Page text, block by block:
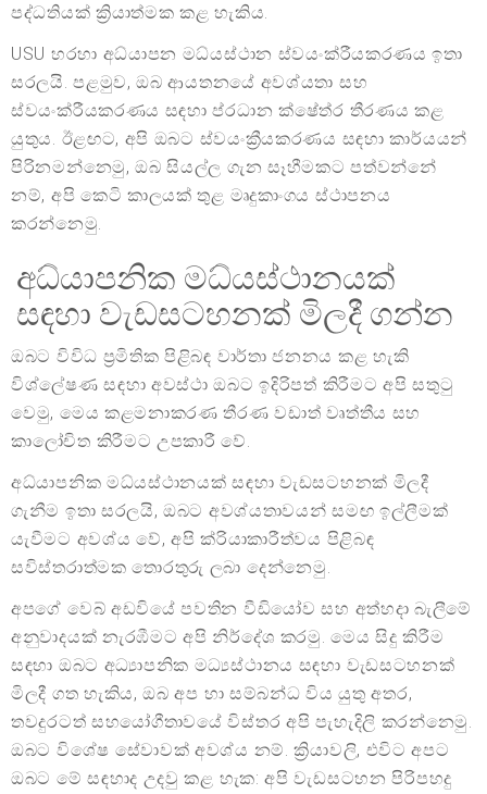
පද්ධතියක් ක්‍රියාත්මක කළ හැකිය.
USU හරහා අධ්යාපන මධ්යස්ථාන ස්වයංක්රීයකරණය ඉතා
සරලයි. පළමුව, ඔබ ආයතනයේ අවශ්යතා සහ
ස්වයංක්රීයකරණය සඳහා ප්රධාන ක්ෂේත්ර තීරණය කළ
යුතුය. ඊළඟට, අපි ඔබට ස්වයංක්‍රීයකරණය සඳහා කාර්යයන්
පිරිනමන්නෙමු, ඔබ සියල්ල ගැන සෑහීමකට පත්වන්නේ
නම්, අපි කෙටි කාලයක් තුළ මෘදුකාංගය ස්ථාපනය
කරන්නෙමු.
අධ්යාපනික මධ්යස්ථානයක්
සඳහා වැඩසටහනක් මිලදී ගන්න
ඔබට විවිධ ප්‍රමිතික පිළිබඳ වාර්තා ජනනය කළ හැකි
විශ්ලේෂණ සඳහා අවස්ථා ඔබට ඉදිරිපත් කිරීමට අපි සතුටු
වෙමු, මෙය කළමනාකරණ තීරණ වඩාත් වෘත්තීය සහ
කාලෝචිත කිරීමට උපකාරී වේ.
අධ්යාපනික මධ්යස්ථානයක් සඳහා වැඩසටහනක් මිලදී
ගැනීම ඉතා සරලයි, ඔබට අවශ්යතාවයන් සමඟ ඉල්ලීමක්
යැවීමට අවශ්ය වේ, අපි ක්රියාකාරීත්වය පිළිබඳ
සවිස්තරාත්මක තොරතුරු ලබා දෙන්නෙමු.
අපගේ වෙබ් අඩවියේ පවතින වීඩියෝව සහ අත්හදා බැලීමේ
අනුවාදයක් නැරඹීමට අපි නිර්දේශ කරමු. මෙය සිදු කිරීම
සඳහා ඔබට අධ්‍යාපනික මධ්‍යස්ථානය සඳහා වැඩසටහනක්
මිලදී ගත හැකිය, ඔබ අප හා සම්බන්ධ විය යුතු අතර,
තවදුරටත් සහයෝගීතාවයේ විස්තර අපි පැහැදිලි කරන්නෙමු.
ඔබට විශේෂ සේවාවක් අවශ්ය නම්. ක්‍රියාවලි, එවිට අපට
ඔබට මේ සඳහාද උදවු කළ හැක: අපි වැඩසටහන පිරිපහදු